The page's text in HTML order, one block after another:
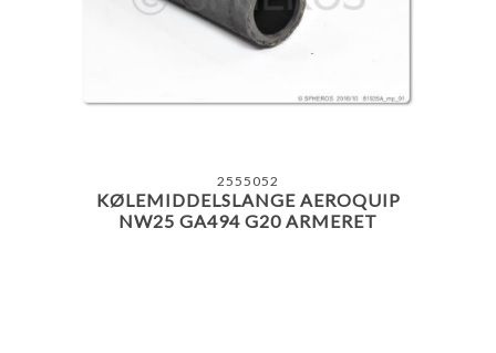
2555052
KØLEMIDDELSLANGE AEROQUIP
NW25 GA494 G20 ARMERET